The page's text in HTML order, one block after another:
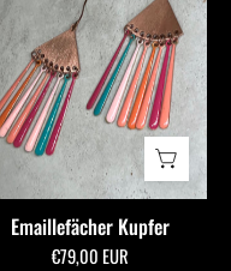
allmymillionmoons
Emaillefächer Kupfer
€79,00 EUR